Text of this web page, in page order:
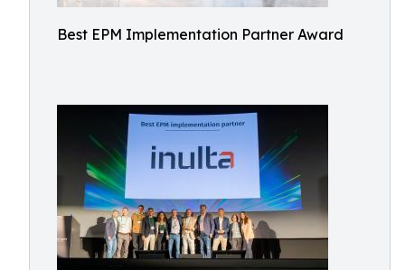
Best EPM Implementation Partner Award